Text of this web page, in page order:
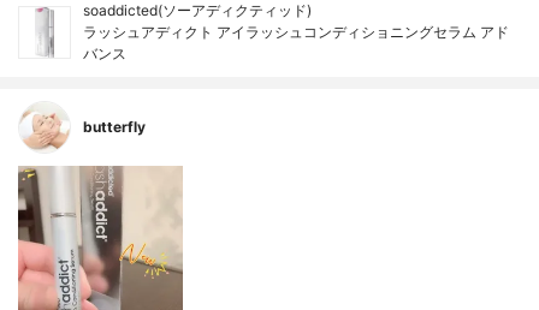
soaddicted(ソーアディクティッド)
ラッシュアディクト アイラッシュコンディショニングセラム アド
バンス
butterfly